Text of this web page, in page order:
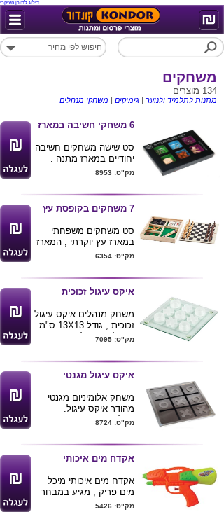
דילוג לתוכן העיקרי
משחקים
134 מוצרים
מתנות לתלמיד ולנוער | גימיקים | משחקי מנהלים
6 משחקי חשיבה במארז
סט שישה משחקים חשיבה
יחודיים במארז מתנה .
מק"ט: 8953
7 משחקים בקופסת עץ
סט משחקים משפחתי
במארז עץ יוקרתי , המארז
מכיל את המשחקים
שש בש , דומינו , 2 חבילות
קלפים , דוקים , דמקה
ס"מ
ניתן להדפיס לוגו הלקוח
ע"ג המוצר או הקדשה .
מתאים במיוחד כמתנת ימי
מק"ט: 6354
איקס עיגול זכוכית
משחק מנהלים איקס עיגול
זכוכית , גודל 13X13 ס"מ
ניתן להדפיס לוגו ע"ג
מק"ט: 7095
איקס עיגול מגנטי
משחק אלומיניום מגנטי
מהודר איקס עיגול.
גודל המוצר 25*25 ס"מ
מק"ט: 8724
אקדח מים איכותי
אקדח מים איכותי מיכל
מים פריק , מגיע במבחר
צבעים מעורב ללא שליטה
מק"ט: 5426